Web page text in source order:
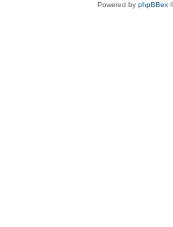
Powered by phpBBex